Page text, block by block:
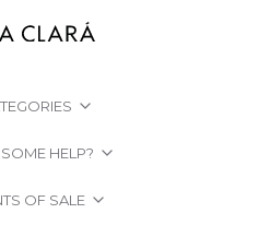
HELP?
OF SALE